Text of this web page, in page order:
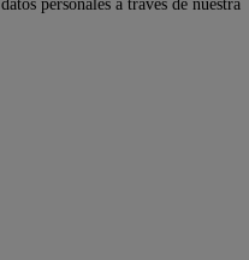
personales a través de nuestra